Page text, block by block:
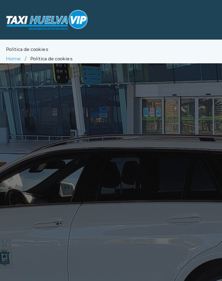
Política de cookies
Home
Política de cookies